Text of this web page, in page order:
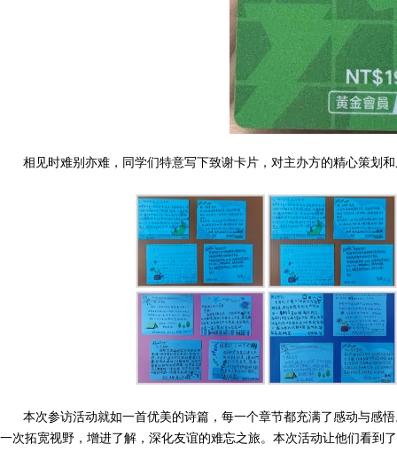
相见时难别亦难，同学们特意写下致谢卡片，对主办方的精心策划
本次参访活动就如一首优美的诗篇，每一个章节都充满了感动与感
一次拓宽视野，增进了解，深化友谊的难忘之旅。本次活动让他们看到